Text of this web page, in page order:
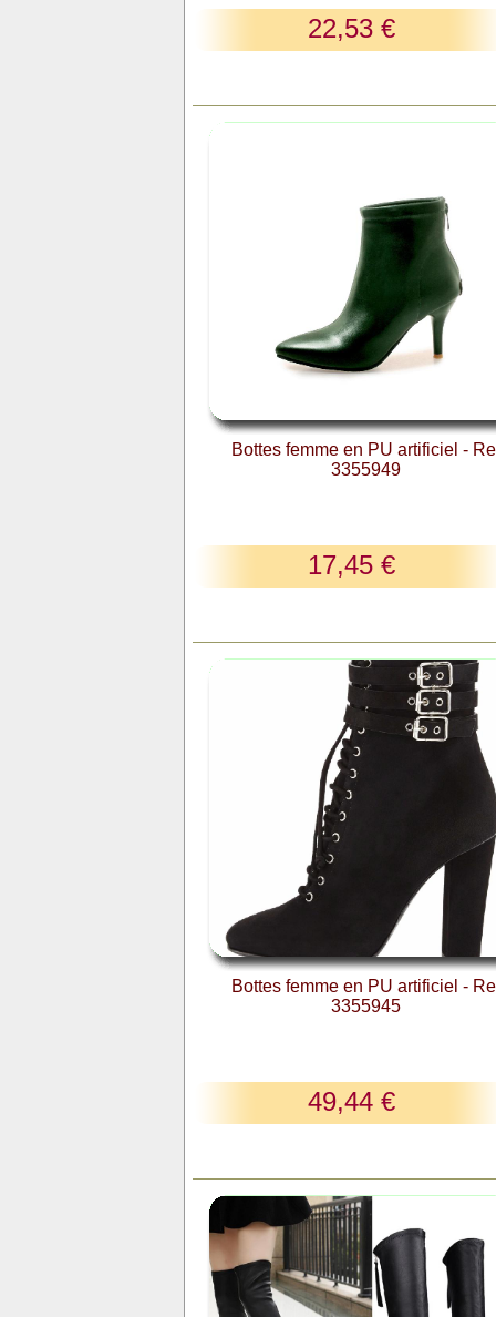
22,53 €
Bottes femme en PU artificiel -
3355949
17,45 €
Bottes femme en PU artificiel -
3355945
49,44 €